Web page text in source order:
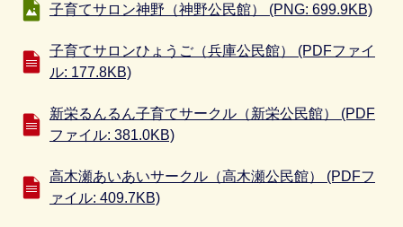
子育てサロン神野（神野公民館） (PNG: 699.9KB)
子育てサロンひょうご（兵庫公民館） (PDFファイ
ル: 177.8KB)
新栄るんるん子育てサークル（新栄公民館） (PDF
ファイル: 381.0KB)
高木瀬あいあいサークル（高木瀬公民館） (PDFフ
ァイル: 409.7KB)